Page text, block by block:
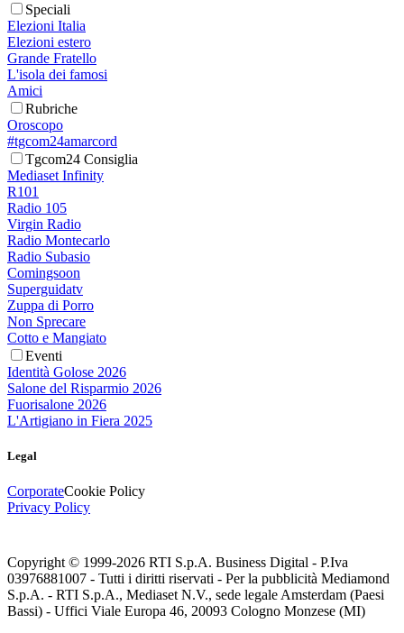
Speciali
Elezioni Italia
Elezioni estero
Grande Fratello
L'isola dei famosi
Amici
Rubriche
Oroscopo
#tgcom24amarcord
Tgcom24 Consiglia
Mediaset Infinity
R101
Radio 105
Virgin Radio
Radio Montecarlo
Radio Subasio
Comingsoon
Superguidatv
Zuppa di Porro
Non Sprecare
Cotto e Mangiato
Eventi
Identità Golose 2026
Salone del Risparmio 2026
Fuorisalone 2026
L'Artigiano in Fiera 2025
Legal
CorporateCookie Policy
Privacy Policy
Copyright © 1999-2026 RTI S.p.A. Business Digital - P.Iva
03976881007 - Tutti i diritti riservati - Per la pubblicità Mediamond
S.p.A. - RTI S.p.A., Mediaset N.V., sede legale Amsterdam (Paesi
Bassi) - Uffici Viale Europa 46, 20093 Cologno Monzese (MI)